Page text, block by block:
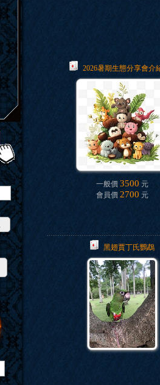
2026暑期生態分享會介
一般價 3500 元
會員價 2700 元
黑翅賈丁氏鸚鵡